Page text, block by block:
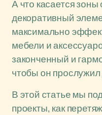
А что касается
декоративный
максимально
мебели и
законченный и
чтобы он прослужил
В этой статье мы
проекты, как